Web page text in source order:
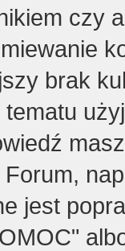
czy
brak
tematu
jest